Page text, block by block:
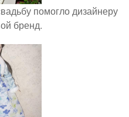
помогло дизайнеру
бренд.